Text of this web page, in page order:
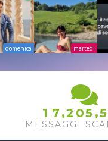
domenica martedì
1 7 ,2 05 ,5
MESSAGGI